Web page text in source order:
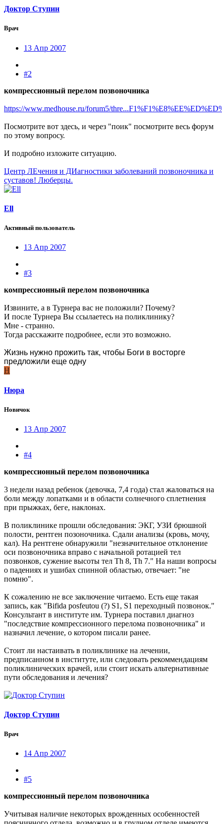
Доктор Ступин
Врач
13 Апр 2007
#2
компрессионный перелом позвоночника
https://www.medhouse.ru/forum5/
Посмотрите вот здесь, и через "поик" посмотрите весь форум
по этому вопросу.
И подробно изложите ситуацию.
Центр ЛЕчения и ДИагностики заболеваний позвоночника и
суставов! Люберцы.
Ell
Активный пользователь
13 Апр 2007
#3
компрессионный перелом позвоночника
Извините, а в Турнера вас не положили? Почему?
И после Турнера Вы ссылаетесь на поликлинику?
Мне - странно.
Тогда расскажите подробнее, если это возможно.
Жизнь нужно прожить так, чтобы Боги в восторге
предложили еще одну
Н
Нюра
Новичок
13 Апр 2007
#4
компрессионный перелом позвоночника
3 недели назад ребенок (девочка, 7,4 года) стал жаловаться на
боли между лопатками и в области солнечного сплетнения
при прыжках, беге, наклонах.
В поликлинике прошли обследования: ЭКГ, УЗИ брюшной
полости, рентген позоночника. Сдали анализы (кровь, мочу,
кал). На рентгене обнаружили "незначительное отклонение
оси позвоночника вправо с начальной ротацией тел
позвонков, сужение высоты тел Th 8, Th 7." На наши вопросы
о падениях и ушибах спинной областью, отвечает: "не
помню".
К сожалению не все заключение читаемо. Есть еще такая
запись, как "Bifida posfeutou (?) S1, S1 переходный позвонок."
Консультант в институте им. Турнера поставил диагноз
"последствие компрессионного перелома позвоночника" и
назначил лечение, о котором писали ранее.
Стоит ли настаивать в поликлинике на лечении,
предписанном в институте, или следовать рекоммендациям
поликлинических врачей, или стоит искать альтернативные
пути обследования и лечения?
Доктор Ступин
Врач
14 Апр 2007
#5
компрессионный перелом позвоночника
Учитывая наличие некоторых врожденных особенностей